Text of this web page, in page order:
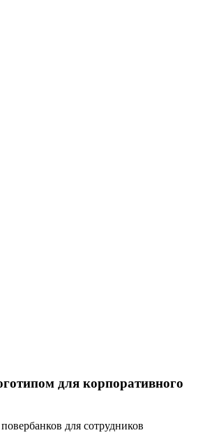
для корпоративного
для сотрудников